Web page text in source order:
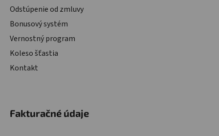
Odstúpenie od zmluvy
Bonusový systém
Vernostný program
Koleso šťastia
Kontakt
Fakturačné údaje